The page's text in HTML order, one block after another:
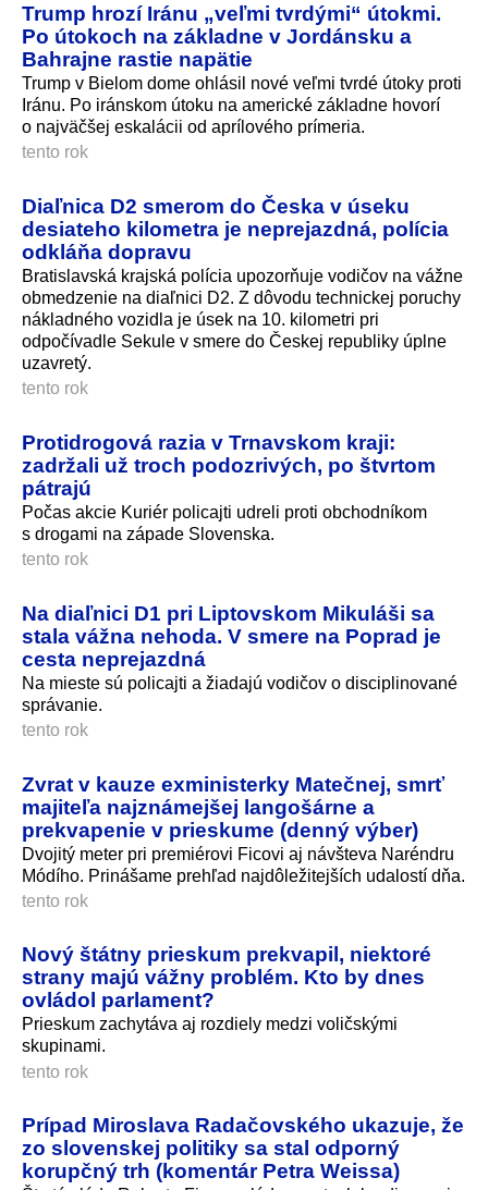
Trump hrozí Iránu „veľmi tvrdými“ útokmi.
Po útokoch na základne v Jordánsku a
Bahrajne rastie napätie
Trump v Bielom dome ohlásil nové veľmi tvrdé útoky proti
Iránu. Po iránskom útoku na americké základne hovorí
o najväčšej eskalácii od aprílového prímeria.
tento rok
Diaľnica D2 smerom do Česka v úseku
desiateho kilometra je neprejazdná, polícia
odkláňa dopravu
Bratislavská krajská polícia upozorňuje vodičov na vážne
obmedzenie na diaľnici D2. Z dôvodu technickej poruchy
nákladného vozidla je úsek na 10. kilometri pri
odpočívadle Sekule v smere do Českej republiky úplne
uzavretý.
tento rok
Protidrogová razia v Trnavskom kraji:
zadržali už troch podozrivých, po štvrtom
pátrajú
Počas akcie Kuriér policajti udreli proti obchodníkom
s drogami na západe Slovenska.
tento rok
Na diaľnici D1 pri Liptovskom Mikuláši sa
stala vážna nehoda. V smere na Poprad je
cesta neprejazdná
Na mieste sú policajti a žiadajú vodičov o disciplinované
správanie.
tento rok
Zvrat v kauze exministerky Matečnej, smrť
majiteľa najznámejšej langošárne a
prekvapenie v prieskume (denný výber)
Dvojitý meter pri premiérovi Ficovi aj návšteva Naréndru
Módího. Prinášame prehľad najdôležitejších udalostí dňa.
tento rok
Nový štátny prieskum prekvapil, niektoré
strany majú vážny problém. Kto by dnes
ovládol parlament?
Prieskum zachytáva aj rozdiely medzi voličskými
skupinami.
tento rok
Prípad Miroslava Radačovského ukazuje, že
zo slovenskej politiky sa stal odporný
korupčný trh (komentár Petra Weissa)